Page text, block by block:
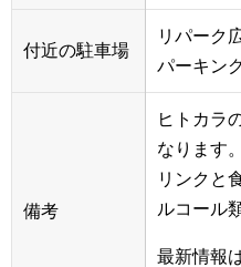
付近の駐車場
リパーク
パーキン
備考
ヒトカラ
なります
リンクと
ルコール
最新情報